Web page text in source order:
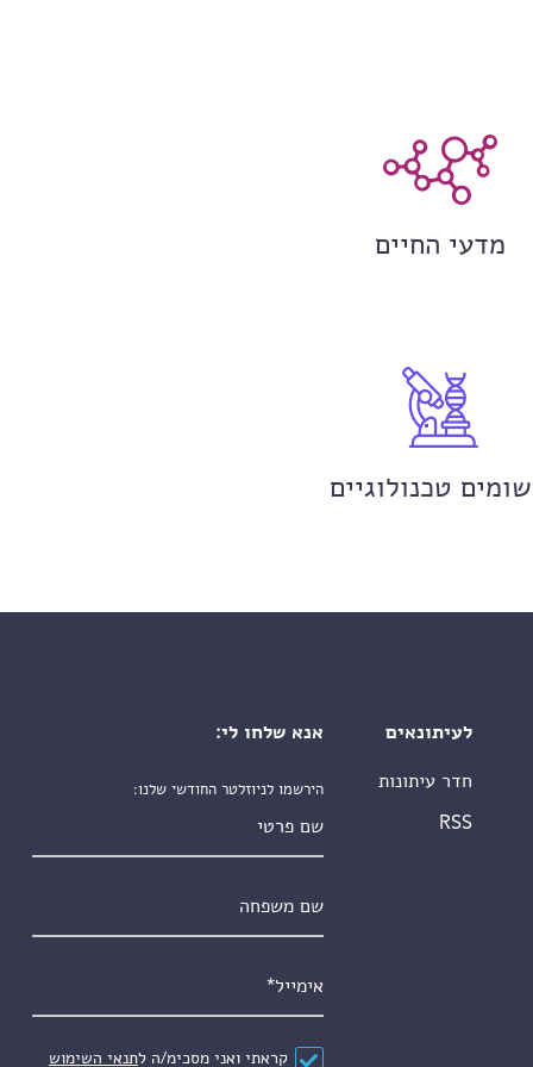
מדעי החיים
טכנולוגיים
לעיתונאים
חדר עיתונות
RSS
אנא שלחו לי:
הירשמו לניוזלטר החודשי שלנו:
הסכם*
קראתי ואני מסכימ/ה לתנאי השימוש